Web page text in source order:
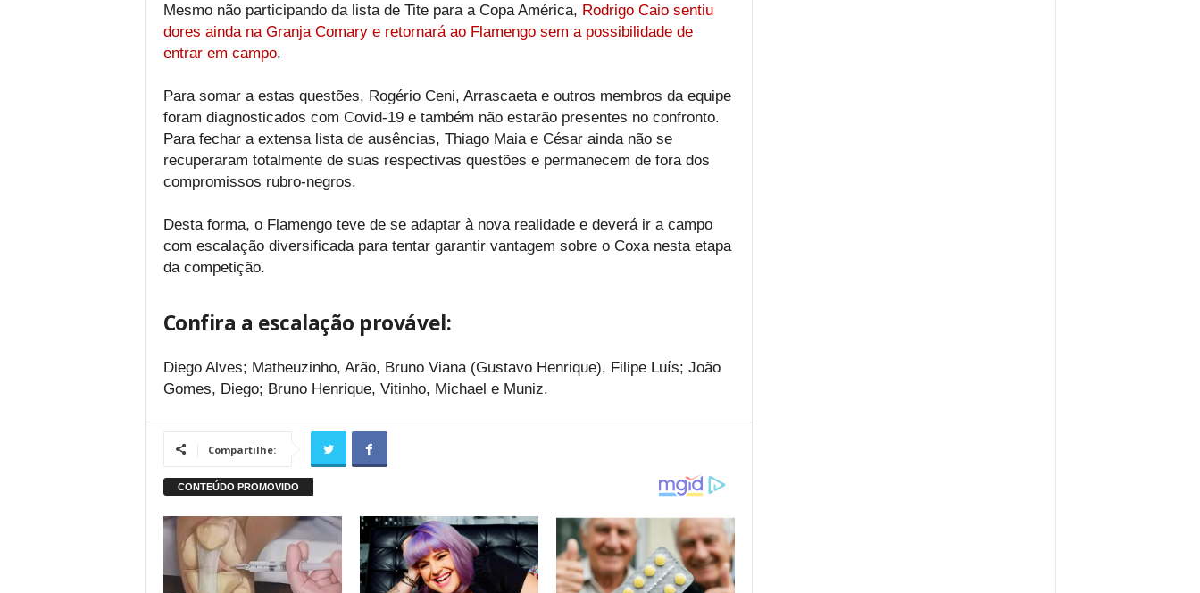
Mesmo não participando da lista de Tite para a Copa América, Rodrigo Caio sentiu
dores ainda na Granja Comary e retornará ao Flamengo sem a possibilidade de
entrar em campo.
Para somar a estas questões, Rogério Ceni, Arrascaeta e outros membros da equipe
foram diagnosticados com Covid-19 e também não estarão presentes no confronto.
Para fechar a extensa lista de ausências, Thiago Maia e César ainda não se
recuperaram totalmente de suas respectivas questões e permanecem de fora dos
compromissos rubro-negros.
Desta forma, o Flamengo teve de se adaptar à nova realidade e deverá ir a campo
com escalação diversificada para tentar garantir vantagem sobre o Coxa nesta etapa
da competição.
Confira a escalação provável:
Diego Alves; Matheuzinho, Arão, Bruno Viana (Gustavo Henrique), Filipe Luís; João
Gomes, Diego; Bruno Henrique, Vitinho, Michael e Muniz.
Compartilhe: